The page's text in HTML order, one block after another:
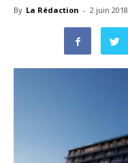
By La Rédaction - 2 juin 2018